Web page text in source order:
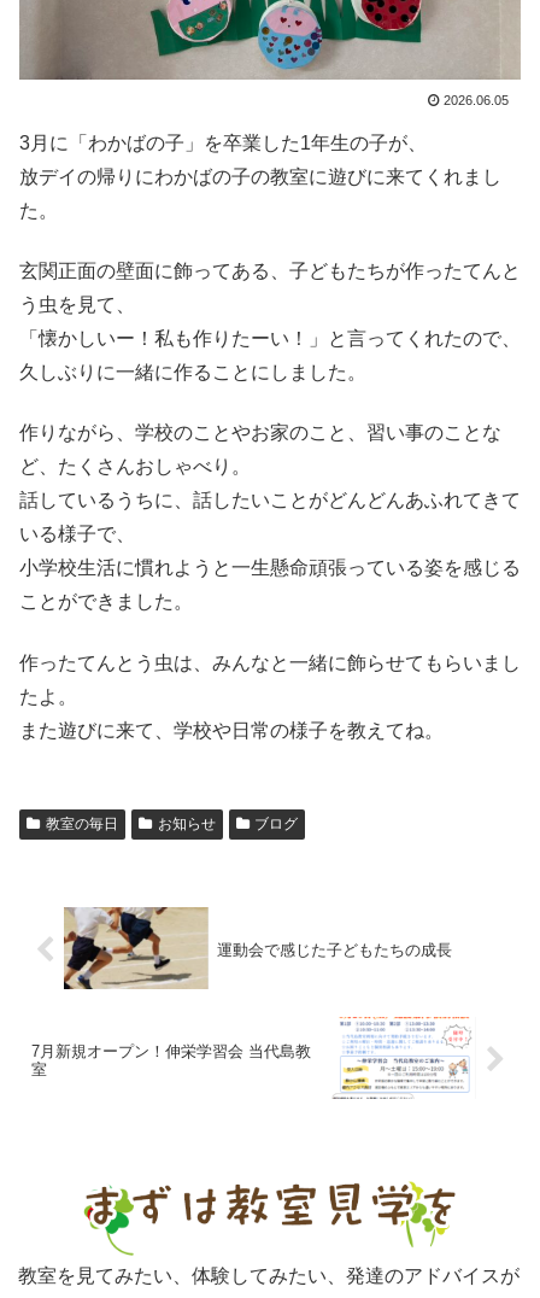
2026.06.05
3月に「わかばの子」を卒業した1年生の子が、
放デイの帰りにわかばの子の教室に遊びに来てくれまし
た。
玄関正面の壁面に飾ってある、子どもたちが作ったてんと
う虫を見て、
「懐かしいー！私も作りたーい！」と言ってくれたので、
久しぶりに一緒に作ることにしました。
作りながら、学校のことやお家のこと、習い事のことな
ど、たくさんおしゃべり。
話しているうちに、話したいことがどんどんあふれてきて
いる様子で、
小学校生活に慣れようと一生懸命頑張っている姿を感じる
ことができました。
作ったてんとう虫は、みんなと一緒に飾らせてもらいまし
たよ。
また遊びに来て、学校や日常の様子を教えてね。
教室の毎日 お知らせ ブログ
運動会で感じた子どもたちの成長
7月新規オープン！伸栄学習会 当代島教
室
教室を見てみたい、体験してみたい、発達のアドバイスが